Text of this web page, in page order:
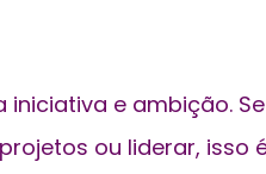
iniciativa e ambição.
ou liderar, isso